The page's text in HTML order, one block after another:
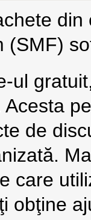
(SMF)
ul
de
care
obţine